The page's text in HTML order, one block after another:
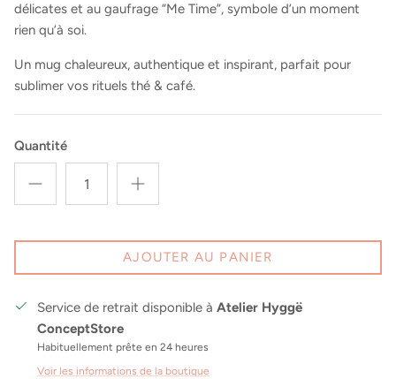
délicates et au gaufrage “Me Time”, symbole d’un moment
rien qu’à soi.
Un mug chaleureux, authentique et inspirant, parfait pour
sublimer vos rituels thé & café.
Quantité
AJOUTER AU PANIER
Service de retrait disponible à Atelier Hyggë
ConceptStore
Habituellement prête en 24 heures
Voir les informations de la boutique